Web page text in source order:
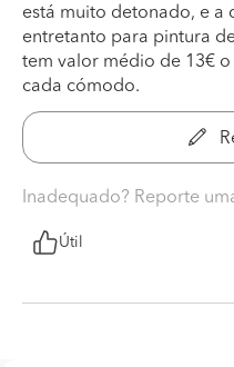
está muito detonado, e a
entretanto para pintura
tem valor médio de 13€
cada cómodo.
Inadequado? Reporte
Útil